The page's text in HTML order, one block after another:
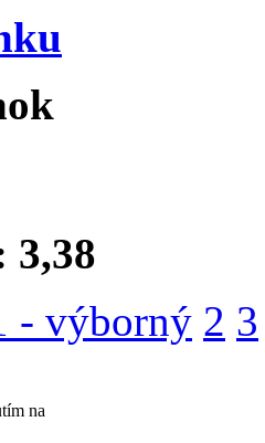
3,38
- výborný 2 3
na